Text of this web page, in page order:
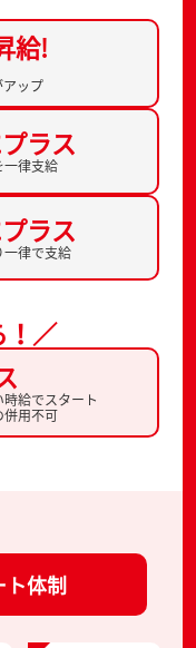
給!
ップ
ラス
一律支給
ラス
一律で支給
！／
給でスタート
用不可
ト体制